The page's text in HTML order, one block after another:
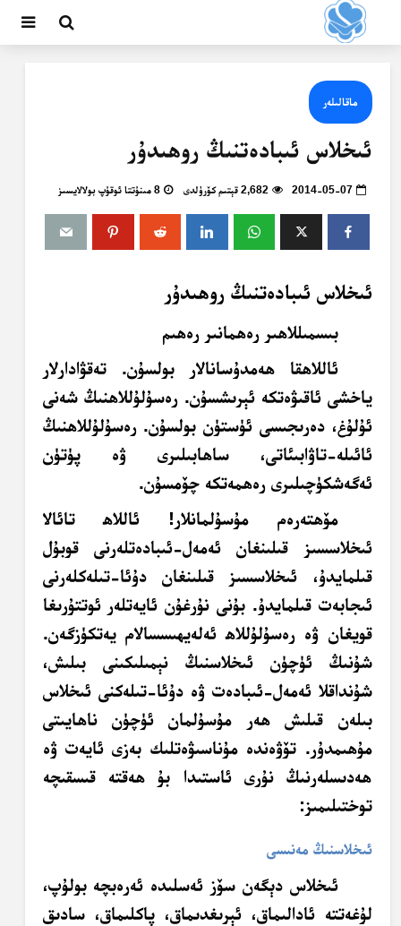
ماقالىلەر
ئىخلاس ئىبادەتنىڭ روھىدۇر
2014-05-07 2,682 قېتىم كۆرۈلدى 8 مىنۇتتا ئوقۇپ بولالايسىز
ئىخلاس ئىبادەتنىڭ روھىدۇر
بىسمىللاھىر رەھمانىر رەھىم
ئاللاھقا ھەمدۇسانالار بولسۇن. تەقۋادارلار
ياخشى ئاقىۋەتكە ئېرىشسۇن. رەسۇلۇللاھنىڭ شەنى
ئۇلۇغ، دەرىجىسى ئۈستۈن بولسۇن. رەسۇلۇللاھنىڭ
ئائىلە-تاۋابىئاتى، ساھابىلىرى ۋە پۈتۈن
ئەگەشكۈچىلىرى رەھمەتكە چۆمسۇن.
مۆھتەرەم مۇسۇلمانلار! ئاللاھ تائالا
ئىخلاسسىز قىلىنغان ئەمەل-ئىبادەتلەرنى قوبۇل
قىلمايدۇ، ئىخلاسسىز قىلىنغان دۇئا-تىلەكلەرنى
ئىجابەت قىلمايدۇ. بۇنى نۇرغۇن ئايەتلەر ئوتتۇرىغا
قويغان ۋە رەسۇلۇللاھ ئەلەيھىسسالام يەتكۈزگەن.
شۇنىڭ ئۈچۈن ئىخلاسنىڭ نېمىلىكىنى بىلىش،
شۇنداقلا ئەمەل-ئىبادەت ۋە دۇئا-تىلەكنى ئىخلاس
بىلەن قىلىش ھەر مۇسۇلمان ئۈچۈن ناھايىتى
مۇھىمدۇر. تۆۋەندە مۇناسىۋەتلىك بەزى ئايەت ۋە
ھەدىسلەرنىڭ نۇرى ئاستىدا بۇ ھەقتە قىسقىچە
توختىلىمىز:
ئىخلاسنىڭ مەنىسى
ئىخلاس دېگەن سۆز ئەسلىدە ئەرەبچە بولۇپ،
لۇغەتتە ئادالىماق، ئېرىغدىماق، پاكلىماق، سادىق